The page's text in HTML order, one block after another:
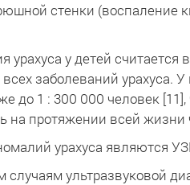
стенки
урахуса у детей
заболеваний урахуса.
до 1 : 300 000 человек
на протяжении всей жизни
урахуса являются
ультразвуковой